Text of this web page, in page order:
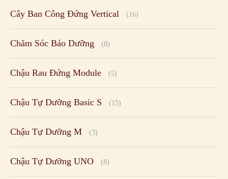
Cây Ban Công Đứng Vertical (16)
Chăm Sóc Bảo Dưỡng (8)
Chậu Rau Đứng Module (5)
Chậu Tự Dưỡng Basic S (15)
Chậu Tự Dưỡng M (3)
Chậu Tự Dưỡng UNO (8)